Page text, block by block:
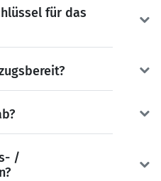
für das
/